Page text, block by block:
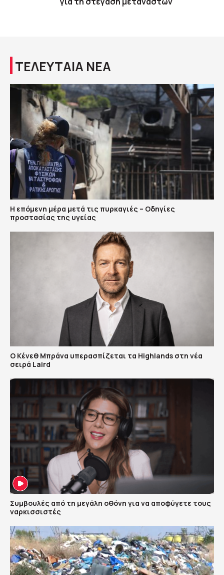
ΤΕΛΕΥΤΑΙΑ ΝΕΑ
Η επόμενη μέρα μετά τις πυρκαγιές – Οδηγίες
προστασίας της υγείας
Ο Κένεθ Μπράνα υπερασπίζεται τα Highlands στη νέα
σειρά Laird
Συμβουλές από τη μεγάλη οθόνη για να αποφύγετε τους
ναρκισσιστές